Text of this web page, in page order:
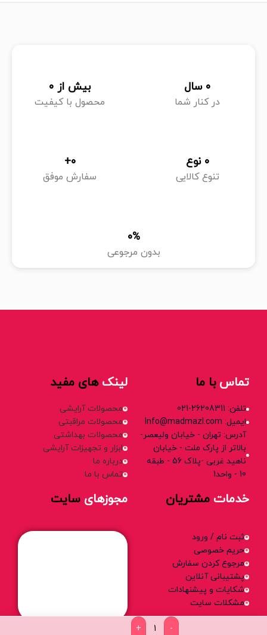
-
+
در کنار شما
0 سال
محصول با کیفیت
بیش از 0
تنوع کالایی
0 نوع
سفارش موفق
0
+
بدون مرجوعی
%
0
تماسبا ما
تلفن: 26208311-021
ایمیل: Info@madmazl.com
آدرس: تهران - خیابان ولیعصر-
بالاتر از پارک ملت - خیابان
ناهید غربی -پلاک 56 - طبقه
10 - واحد1
لینک های مفید
محصولات آرایشی
محصولات مراقبتی
محصولات بهداشتی
ابزار و تجهیزات آرایشی
درباره ما
تماس با ما
خدمات مشتریان
ثبت نام / ورود
حریم خصوصی
مرجوع کردن سفارش
پشتیبانی آنلاین
شکایات و پیشنهادات
مشکلات سایت
مجوزهای سایت